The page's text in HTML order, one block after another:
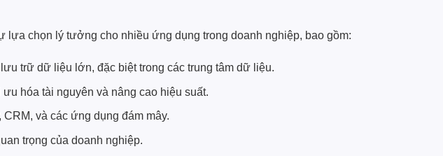
chọn lý tưởng cho nhiều ứng dụng trong doanh nghiệp, bao gồm:
trữ dữ liệu lớn, đặc biệt trong các trung tâm dữ liệu.
hóa tài nguyên và nâng cao hiệu suất.
và các ứng dụng đám mây.
trọng của doanh nghiệp.